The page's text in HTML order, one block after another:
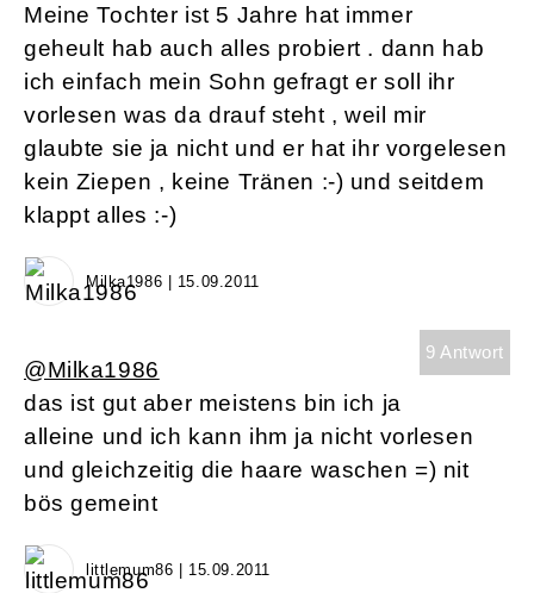
Meine Tochter ist 5 Jahre hat immer
geheult hab auch alles probiert . dann hab
ich einfach mein Sohn gefragt er soll ihr
vorlesen was da drauf steht , weil mir
glaubte sie ja nicht und er hat ihr vorgelesen
kein Ziepen , keine Tränen :-) und seitdem
klappt alles :-)
Milka1986 | 15.09.2011
9 Antwort
@Milka1986
das ist gut aber meistens bin ich ja
alleine und ich kann ihm ja nicht vorlesen
und gleichzeitig die haare waschen =) nit
bös gemeint
littlemum86 | 15.09.2011